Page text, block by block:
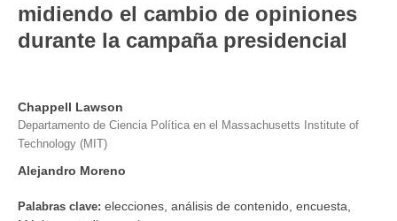
midiendo el cambio de opiniones
durante la campaña presidencial
Chappell Lawson
Departamento de Ciencia Política en el Massachusetts Institute of
Technology (MIT)
Alejandro Moreno
Palabras clave: elecciones, análisis de contenido, encuesta,